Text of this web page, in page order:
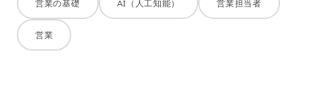
営業の基礎 AI（人工知能） 営業担当者
営業